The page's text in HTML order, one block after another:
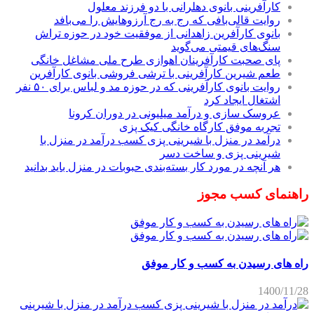
کارآفرینی بانوی دهلرانی با دو فرزند معلول
روایت قالی‌بافی که رج به رج آرزوهایش را می‌بافد
بانوی کارآفرین زاهدانی از موفقیت خود در حوزه تراش
سنگ‌های قیمتی می‌گوید
پای صحبت کارآفرینان اهوازی طرح ملی مشاغل خانگی
طعم شیرین کارآفرینی با ترشی فروشی بانوی کارآفرین
روایت بانوی کارآفرینی که در حوزه مد و لباس برای ۵۰ نفر
اشتغال ایجاد کرد
عروسک سازی و درآمد میلیونی در دوران کرونا
تجربه موفق کارگاه خانگی کیک پزی
درآمد در منزل با شیرینی پزی کسب درآمد در منزل با
شیرینی پزی و ساخت دسر
هر آنچه در مورد کار بسته‌بندی حبوبات در منزل باید بدانید
راهنمای کسب مجوز
راه های رسیدن به کسب و کار موفق
1400/11/28